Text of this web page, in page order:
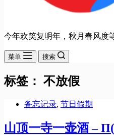
今年欢笑复明年，秋月春风度
菜单 搜索
标签： 不放假
备忘记录, 节日假期
山顶一寺一壶酒 –